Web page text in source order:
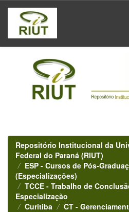
Skip
navigation
Repositório Institucional da
Federal do Paraná (RIUT)
ESP - Cursos de Pós-
(Especializações)
TCCE - Trabalho de
Especialização
Curitiba
CT -